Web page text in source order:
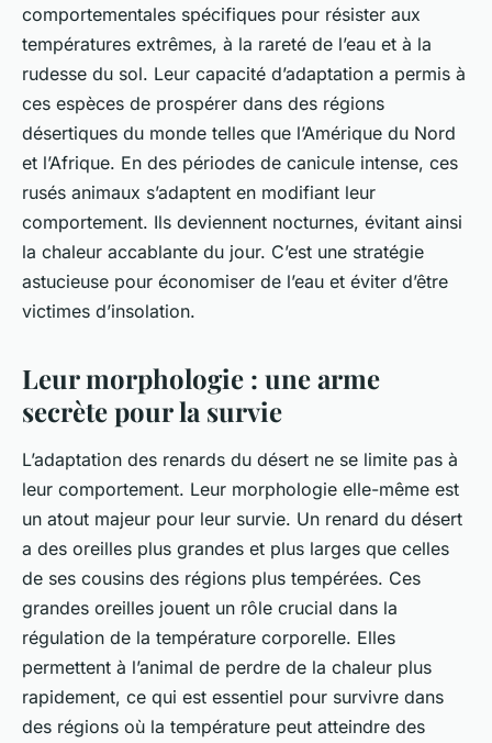
comportementales spécifiques pour résister aux
températures extrêmes, à la rareté de l’eau et à la
rudesse du sol. Leur capacité d’adaptation a permis à
ces espèces de prospérer dans des régions
désertiques du monde telles que l’Amérique du Nord
et l’Afrique. En des périodes de canicule intense, ces
rusés animaux s’adaptent en modifiant leur
comportement. Ils deviennent nocturnes, évitant ainsi
la chaleur accablante du jour. C’est une stratégie
astucieuse pour économiser de l’eau et éviter d’être
victimes d’insolation.
Leur morphologie : une arme
secrète pour la survie
L’adaptation des renards du désert ne se limite pas à
leur comportement. Leur morphologie elle-même est
un atout majeur pour leur survie. Un renard du désert
a des oreilles plus grandes et plus larges que celles
de ses cousins des régions plus tempérées. Ces
grandes oreilles jouent un rôle crucial dans la
régulation de la température corporelle. Elles
permettent à l’animal de perdre de la chaleur plus
rapidement, ce qui est essentiel pour survivre dans
des régions où la température peut atteindre des